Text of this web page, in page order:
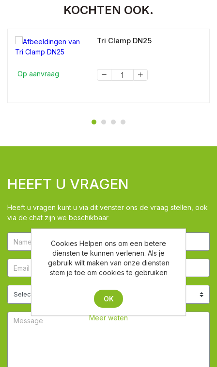
KOCHTEN OOK.
Op aanvraag
Tri Clamp DN25
HEEFT U VRAGEN
Heeft u vragen kunt u via dit venster ons de vraag stellen, ook
via de chat zijn we beschikbaar
Cookies Helpen ons om een betere
diensten te kunnen verlenen. Als je
gebruik wilt maken van onze diensten
stem je toe om cookies te gebruiken
OK
Meer weten